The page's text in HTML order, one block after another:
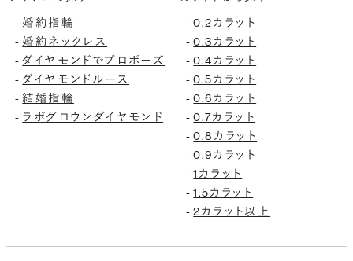
-婚約指輪
-婚約ネックレス
-ダイヤモンドでプロポーズ
-ダイヤモンドルース
-結婚指輪
- ラボグロウンダイヤモンド
-0.2カラット
-0.3カラット
-0.4カラット
-0.5カラット
-0.6カラット
-0.7カラット
-0.8カラット
-0.9カラット
-1カラット
-1.5カラット
-2カラット以上